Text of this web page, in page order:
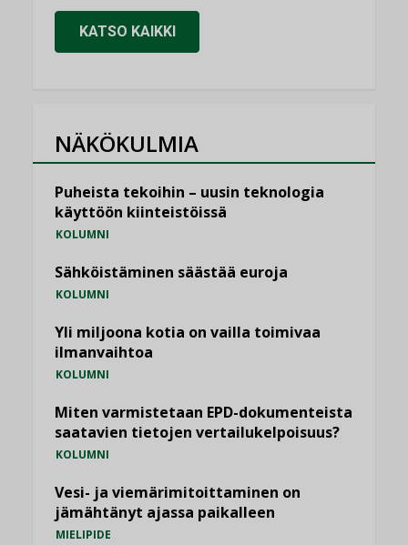
KATSO KAIKKI
NÄKÖKULMIA
Puheista tekoihin – uusin teknologia
käyttöön kiinteistöissä
KOLUMNI
Sähköistäminen säästää euroja
KOLUMNI
Yli miljoona kotia on vailla toimivaa
ilmanvaihtoa
KOLUMNI
Miten varmistetaan EPD-dokumenteista
saatavien tietojen vertailukelpoisuus?
KOLUMNI
Vesi- ja viemärimitoittaminen on
jämähtänyt ajassa paikalleen
MIELIPIDE